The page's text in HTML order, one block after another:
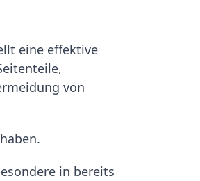
eine effektive
von
in bereits